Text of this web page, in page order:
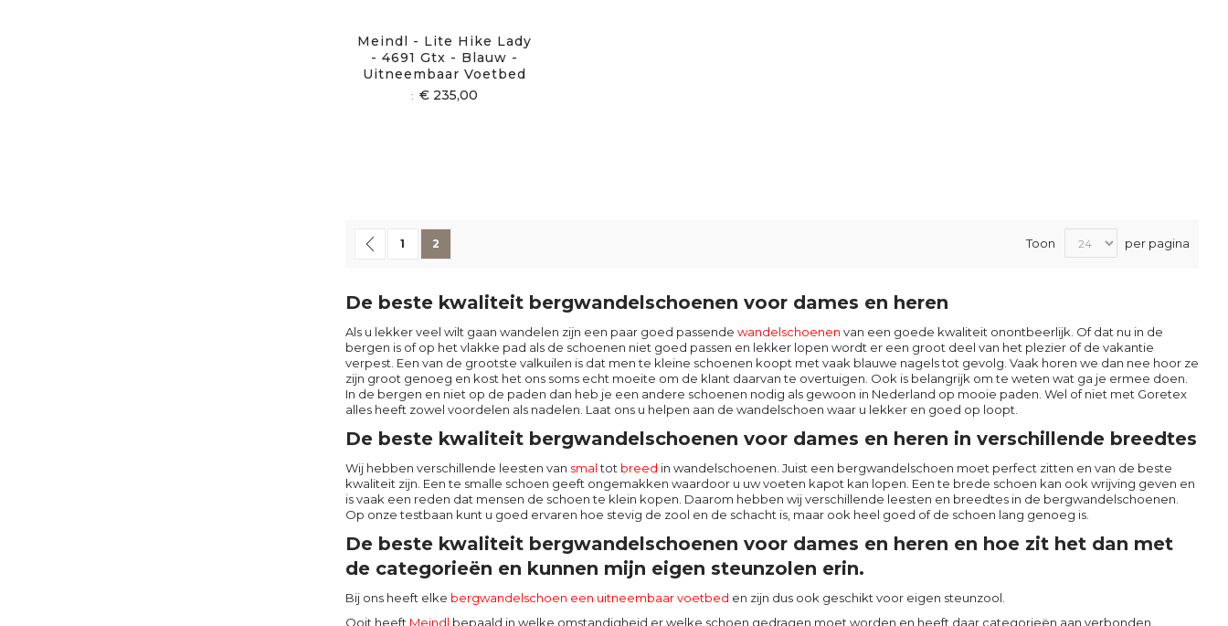
Meindl - Lite Hike Lady
- 4691 Gtx - Blauw -
Uitneembaar Voetbed
€ 235,00
Pagina
Pagina
Vorige
Pagina
1 U lees momenteel pagina
2 Toon per pagina
De beste kwaliteit bergwandelschoenen voor dames en heren
Als u lekker veel wilt gaan wandelen zijn een paar goed passende wandelschoenen van een goede kwaliteit onontbeerlijk. Of dat nu in de
bergen is of op het vlakke pad als de schoenen niet goed passen en lekker lopen wordt er een groot deel van het plezier of de vakantie
verpest. Een van de grootste valkuilen is dat men te kleine schoenen koopt met vaak blauwe nagels tot gevolg. Vaak horen we dan nee hoor ze
zijn groot genoeg en kost het ons soms echt moeite om de klant daarvan te overtuigen. Ook is belangrijk om te weten wat ga je ermee doen.
In de bergen en niet op de paden dan heb je een andere schoenen nodig als gewoon in Nederland op mooie paden. Wel of niet met Goretex
alles heeft zowel voordelen als nadelen. Laat ons u helpen aan de wandelschoen waar u lekker en goed op loopt.
De beste kwaliteit bergwandelschoenen voor dames en heren in verschillende breedtes
Wij hebben verschillende leesten van smaltot breed in wandelschoenen. Juist een bergwandelschoen moet perfect zitten en van de beste
kwaliteit zijn. Een te smalle schoen geeft ongemakken waardoor u uw voeten kapot kan lopen. Een te brede schoen kan ook wrijving geven en
is vaak een reden dat mensen de schoen te klein kopen. Daarom hebben wij verschillende leesten en breedtes in de bergwandelschoenen.
Op onze testbaan kunt u goed ervaren hoe stevig de zool en de schacht is, maar ook heel goed of de schoen lang genoeg is.
De beste kwaliteit bergwandelschoenen voor dames en heren en hoe zit het dan met
de categorieën en kunnen mijn eigen steunzolen erin.
Bij ons heeft elke bergwandelschoen een uitneembaar voetbed en zijn dus ook geschikt voor eigen steunzool.
Ooit heeft Meindl bepaald in welke omstandigheid er welke schoen gedragen moet worden en heeft daar categorieën aan verbonden.